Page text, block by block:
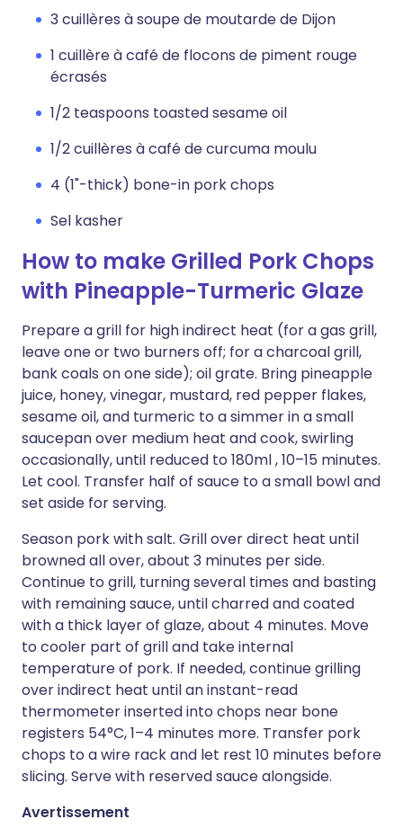
3 cuillères à soupe de moutarde de Dijon
1 cuillère à café de flocons de piment rouge
écrasés
1/2 teaspoons toasted sesame oil
1/2 cuillères à café de curcuma moulu
4 (1"-thick) bone-in pork chops
Sel kasher
How to make Grilled Pork Chops
with Pineapple-Turmeric Glaze
Prepare a grill for high indirect heat (for a gas grill,
leave one or two burners off; for a charcoal grill,
bank coals on one side); oil grate. Bring pineapple
juice, honey, vinegar, mustard, red pepper flakes,
sesame oil, and turmeric to a simmer in a small
saucepan over medium heat and cook, swirling
occasionally, until reduced to 180ml , 10–15 minutes.
Let cool. Transfer half of sauce to a small bowl and
set aside for serving.
Season pork with salt. Grill over direct heat until
browned all over, about 3 minutes per side.
Continue to grill, turning several times and basting
with remaining sauce, until charred and coated
with a thick layer of glaze, about 4 minutes. Move
to cooler part of grill and take internal
temperature of pork. If needed, continue grilling
over indirect heat until an instant-read
thermometer inserted into chops near bone
registers 54°C, 1–4 minutes more. Transfer pork
chops to a wire rack and let rest 10 minutes before
slicing. Serve with reserved sauce alongside.
Avertissement